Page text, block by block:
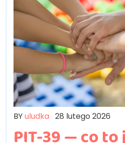
BYuludka 28 lutego 2026
PIT-39 — co